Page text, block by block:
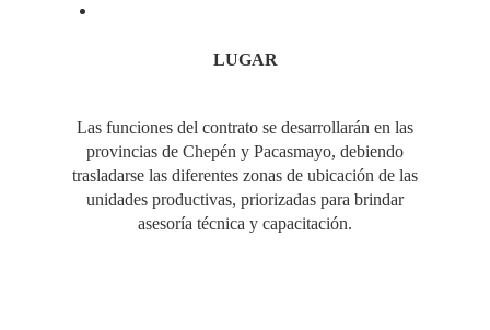
LUGAR
Las funciones del contrato se desarrollarán en las
provincias de Chepén y Pacasmayo, debiendo
trasladarse las diferentes zonas de ubicación de las
unidades productivas, priorizadas para brindar
asesoría técnica y capacitación.